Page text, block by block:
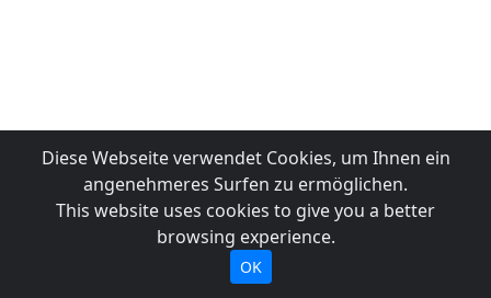
Diese Webseite verwendet Cookies, um Ihnen ein
angenehmeres Surfen zu ermöglichen.
This website uses cookies to give you a better
browsing experience.
OK